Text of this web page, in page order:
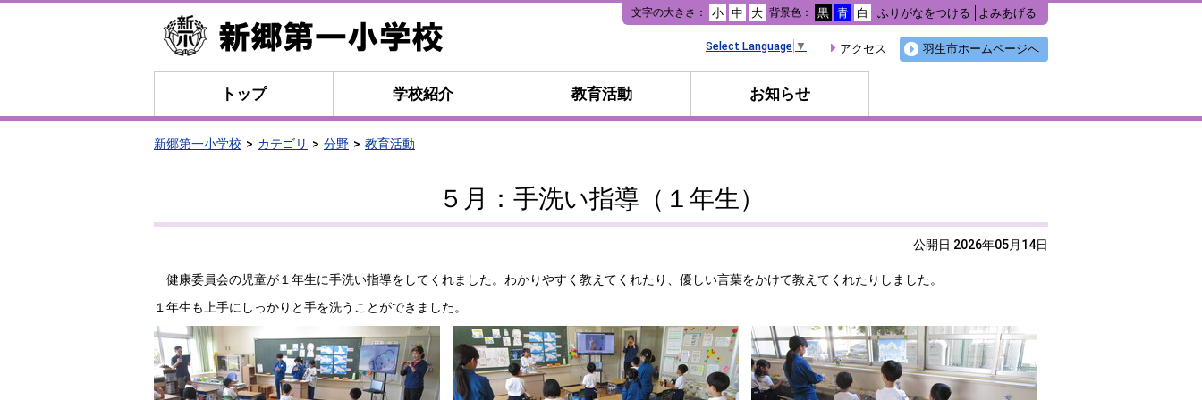
本
文
文字の大きさ： 小 中 大 背景色： 黒 青 白 ふりがなをつける よみあげる
羽生市ホームページへ
アクセス
Select Language ▼
トップ 学校紹介 教育活動 お知らせ
新郷第一小学校 カテゴリ 分野 教育活動
５月：手洗い指導（１年生）
公開日 2026年05月14日
健康委員会の児童が１年生に手洗い指導をしてくれました。わかりやすく教えてくれたり、優しい言葉をかけて教えてくれたりしました。
１年生も上手にしっかりと手を洗うことができました。